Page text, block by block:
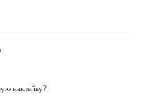
наклейку?